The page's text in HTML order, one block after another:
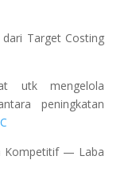
Target Costing
utk mengelola
peningkatan
Kompetitif — Laba